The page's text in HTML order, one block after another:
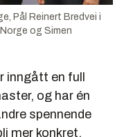
Pål Reinert Bredvei i
og Simen
inngått en full
og har én
spennende
mer konkret.